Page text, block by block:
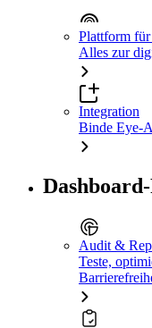
Plattform
Alles zur
Integration
Binde Eye-
Audit &
Teste,